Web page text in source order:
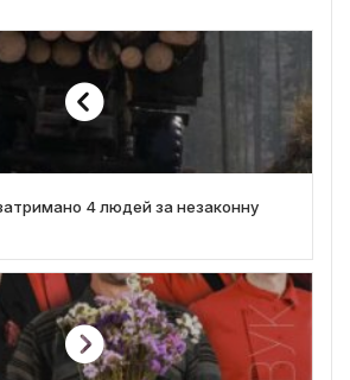
4 людей за незаконну